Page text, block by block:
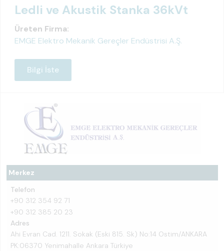
Merkez
Telefon
+90 312 354 92 71
+90 312 385 20 23
Adres
Ahi Evran Cad. 1211. Sokak (Eski 815. Sk) No:14 Ostim/ANKARA
PK:06370 Yenimahalle Ankara Türkiye
Ledli ve Akustik Stanka 36kVt
Üreten Firma:
EMGE Elektro Mekanik Gereçler Endüstrisi A.Ş.
Bilgi İste